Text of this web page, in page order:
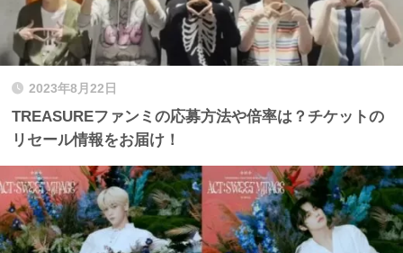
2023年8月22日
TREASUREファンミの応募方法や倍率は？チケットの
リセール情報をお届け！